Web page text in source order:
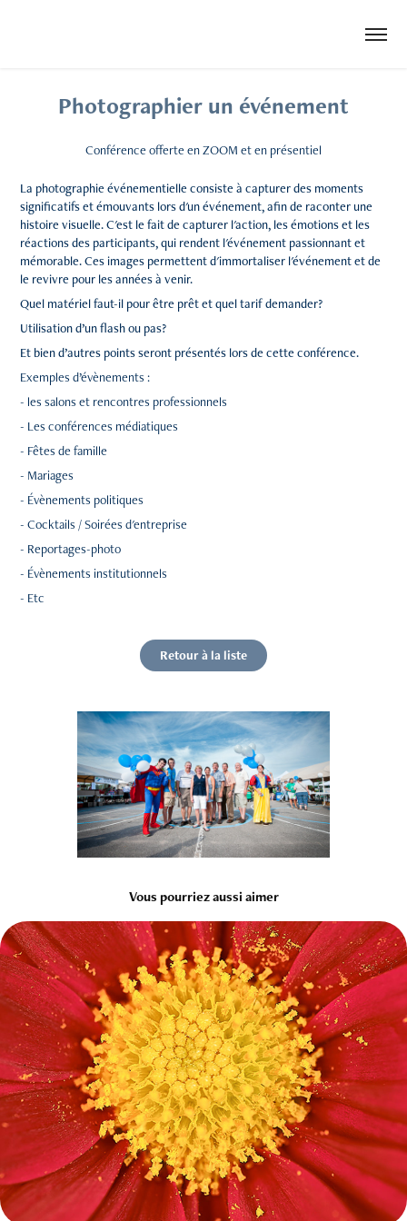
Photographier un événement
Conférence offerte en ZOOM et en présentiel
La photographie événementielle consiste à capturer des moments
significatifs et émouvants lors d'un événement, afin de raconter une
histoire visuelle. C'est le fait de capturer l'action, les émotions et les
réactions des participants, qui rendent l'événement passionnant et
mémorable. Ces images permettent d'immortaliser l'événement et de
le revivre pour les années à venir.
Quel matériel faut-il pour être prêt et quel tarif demander?
Utilisation d’un flash ou pas?
Et bien d’autres points seront présentés lors de cette conférence.
Exemples d’évènements :
- les salons et rencontres professionnels
- Les conférences médiatiques
- Fêtes de famille
- Mariages
- Évènements politiques
- Cocktails / Soirées d'entreprise
- Reportages-photo
- Évènements institutionnels
- Etc
Retour à la liste
Vous pourriez aussi aimer
Macrophotographie
2023